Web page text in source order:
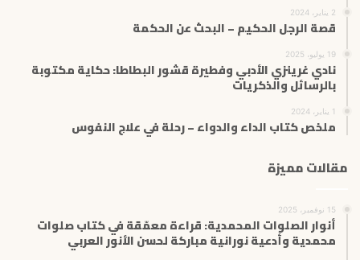
2 يناير، 2024
قصة الرجل الحكيم – البحث عن الحكمة
19 يوليو، 2025
نادي غرينزي الأدبي وفطيرة قشور البطاطا: حكاية مكتوبة
بالرسائل والذكريات
1 يناير، 2024
ملخص كتاب الداء والدواء – رحلة في علاج النفوس
مقالات مميزة
15 نوفمبر، 2025
أنوار الصلوات المحمدية: قراءة معمّقة في كتاب صلوات
محمدية وأدعية نورانية مباركة لحسن الأنور العربي